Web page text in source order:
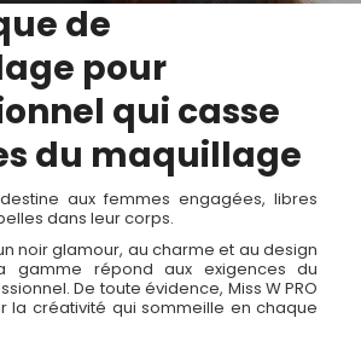
de
pour
qui casse
du maquillage
aux femmes engagées, libres
dans leur corps.
noir glamour, au charme et au design
gamme répond aux exigences du
De toute évidence, Miss W PRO
la créativité qui sommeille en chaque